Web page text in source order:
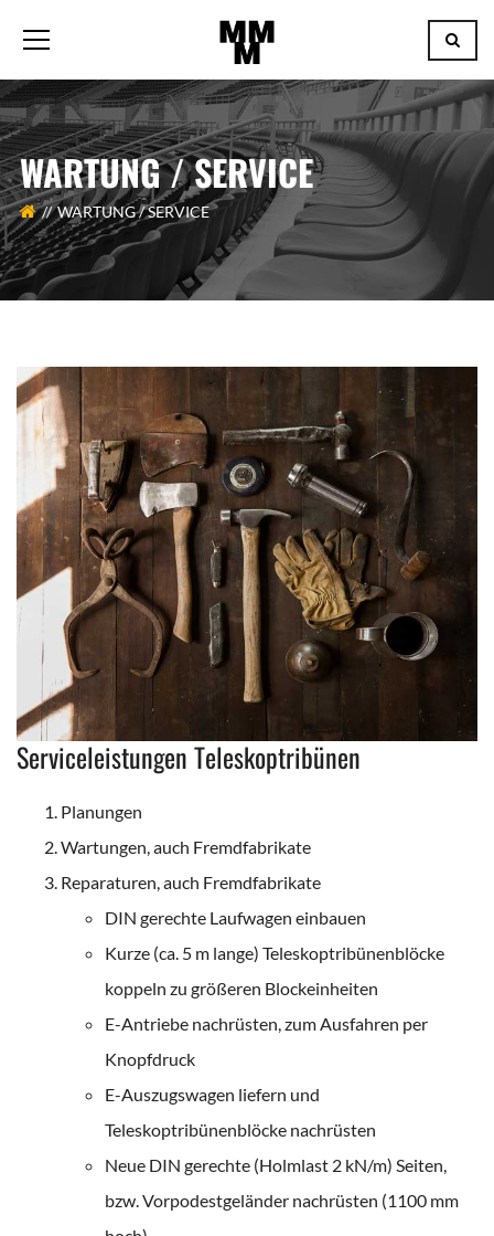
WARTUNG / SERVICE
WARTUNG / SERVICE
Serviceleistungen Teleskoptribünen
Planungen
Wartungen, auch Fremdfabrikate
Reparaturen, auch Fremdfabrikate
DIN gerechte Laufwagen einbauen
Kurze (ca. 5 m lange) Teleskoptribünenblöcke
koppeln zu größeren Blockeinheiten
E-Antriebe nachrüsten, zum Ausfahren per
Knopfdruck
E-Auszugswagen liefern und
Teleskoptribünenblöcke nachrüsten
Neue DIN gerechte (Holmlast 2 kN/m) Seiten,
bzw. Vorpodestgeländer nachrüsten (1100 mm